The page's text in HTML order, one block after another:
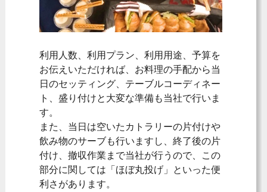
利用人数、利用プラン、利用用途、予算を
お伝えいただければ、お料理の手配から当
日のセッティング、テーブルコーディネー
ト、盛り付けと大変な準備も当社で行いま
す。
また、当日は空いたカトラリーの片付けや
飲み物のサーブも行いますし、終了後の片
付け、撤収作業まで当社が行うので、この
部分に関しては「ほぼ丸投げ」といった便
利さがあります。